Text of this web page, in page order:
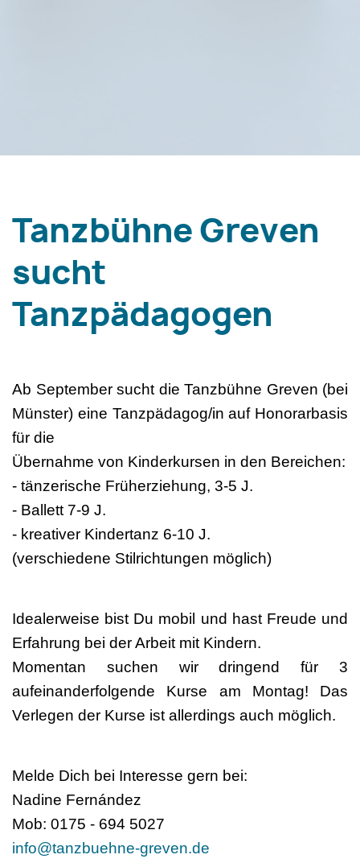
Tanzbühne Greven
sucht
Tanzpädagogen
Ab September sucht die Tanzbühne Greven (bei
Münster) eine Tanzpädagog/in auf Honorarbasis
für die
Übernahme von Kinderkursen in den Bereichen:
- tänzerische Früherziehung, 3-5 J.
- Ballett 7-9 J.
- kreativer Kindertanz 6-10 J.
(verschiedene Stilrichtungen möglich)
Idealerweise bist Du mobil und hast Freude und
Erfahrung bei der Arbeit mit Kindern.
Momentan suchen wir dringend für 3
aufeinanderfolgende Kurse am Montag! Das
Verlegen der Kurse ist allerdings auch möglich.
Melde Dich bei Interesse gern bei:
Nadine Fernández
Mob: 0175 - 694 5027
info@tanzbuehne-greven.de